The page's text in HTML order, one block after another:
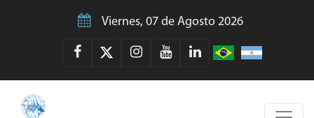
Viernes, 07 de Agosto 2026